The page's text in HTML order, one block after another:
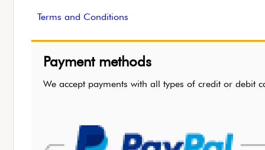
Terms and Conditions
Payment methods
We accept payments with all types of credit or debit